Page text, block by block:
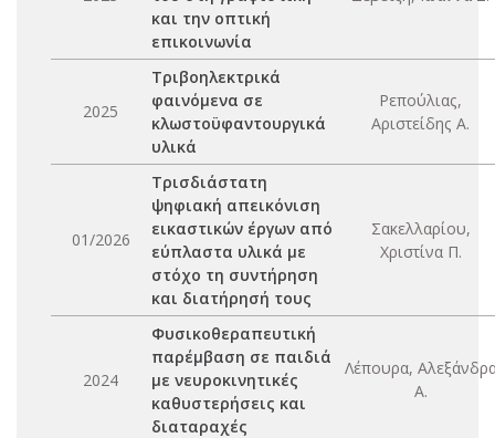
και την οπτική
επικοινωνία
2025
Τριβοηλεκτρικά
φαινόμενα σε
κλωστοϋφαντουργικά
υλικά
Ρεπούλιας,
Αριστείδης Α.
01/2026
Τρισδιάστατη
ψηφιακή απεικόνιση
εικαστικών έργων από
εύπλαστα υλικά με
στόχο τη συντήρηση
και διατήρησή τους
Σακελλαρίου,
Χριστίνα Π.
2024
Φυσικοθεραπευτική
παρέμβαση σε παιδιά
με νευροκινητικές
καθυστερήσεις και
διαταραχές
Λέπουρα,
Α.